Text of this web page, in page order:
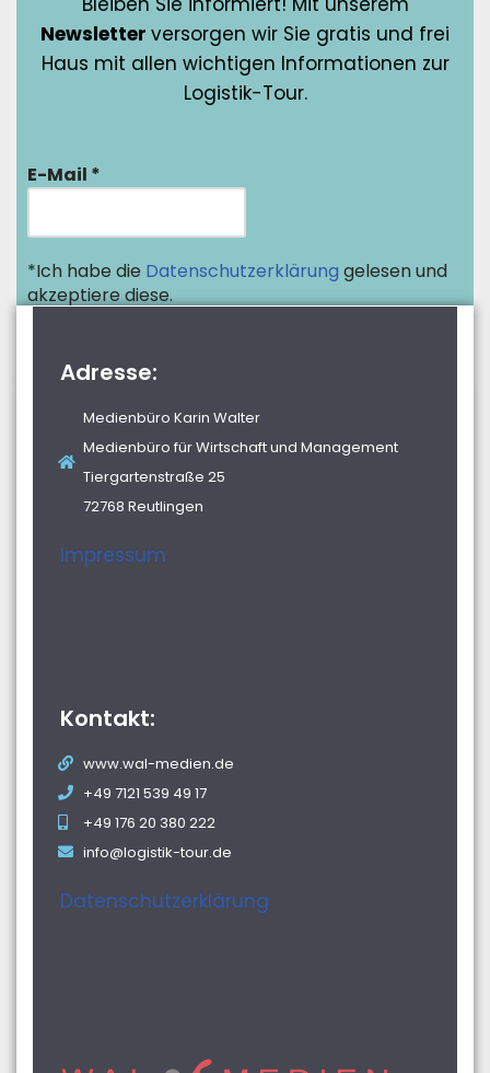
Newsletter versorgen wir Sie gratis und frei
Haus mit allen wichtigen Informationen zur
Logistik-Tour.
E-Mail *
*Ich habe die Datenschutzerklärung gelesen und
akzeptiere diese.
Adresse:
Medienbüro Karin Walter
Medienbüro für Wirtschaft und Management
Tiergartenstraße 25
72768 Reutlingen
Impressum
Kontakt:
www.wal-medien.de
+49 7121 539 49 17
+49 176 20 380 222
info@logistik-tour.de
Datenschutzerklärung